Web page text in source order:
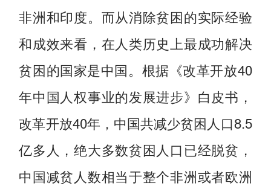
非洲和印度。而从消除贫困的实际经验
和成效来看，在人类历史上最成功解决
贫困的国家是中国。根据《改革开放40
年中国人权事业的发展进步》白皮书，
改革开放40年，中国共减少贫困人口8.5
亿多人，绝大多数贫困人口已经脱贫，
中国减贫人数相当于整个非洲或者欧洲